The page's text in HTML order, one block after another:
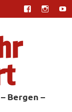
Bergen –